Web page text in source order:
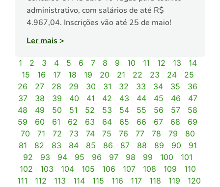
administrativo, com salários de até R$
4.967,04. Inscrições vão até 25 de maio!
Ler mais>
1 2 3 4 5 6 7 8 9 10 11 12 13
14
15
16 17 18 19 20 21 22 23 24
25
26
27 28 29 30 31 32 33 34 35
36
37
38 39 40 41 42 43 44 45 46
47
48
49 50 51 52 53 54 55 56 57
58
59
60 61 62 63 64 65 66 67 68
69
70
71 72 73 74 75 76 77 78 79
80
81
82 83 84 85 86 87 88 89 90
91
92
93 94 95 96 97 98 99 100
101
102
103 104 105 106 107 108 109
110
111
112 113 114 115 116 117 118 119
120